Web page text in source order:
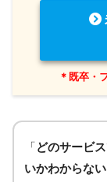
＊既卒・
「どのサービ
いかわからな